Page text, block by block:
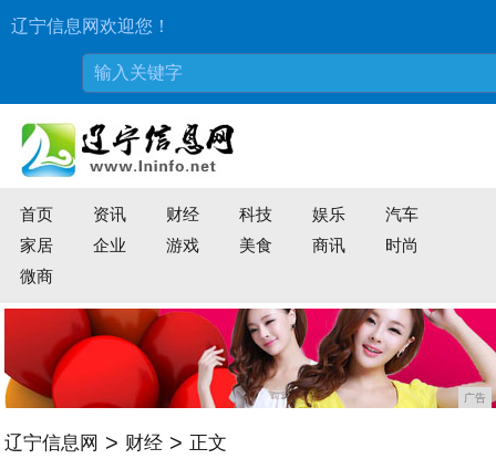
辽宁信息网欢迎您！
首页 资讯 财经 科技 娱乐
汽车
家居
企业 游戏 美食 商讯
时尚
微商
广告
辽宁信息网 > 财经 > 正文